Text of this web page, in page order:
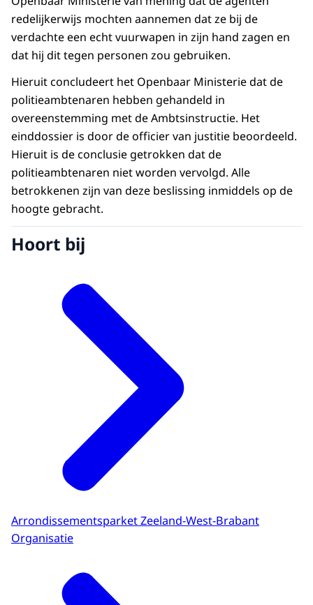
redelijkerwijs mochten aannemen dat ze bij de
verdachte een echt vuurwapen in zijn hand zagen en
dat hij dit tegen personen zou gebruiken.
Hieruit concludeert het Openbaar Ministerie dat de
politieambtenaren hebben gehandeld in
overeenstemming met de Ambtsinstructie. Het
einddossier is door de officier van justitie beoordeeld.
Hieruit is de conclusie getrokken dat de
politieambtenaren niet worden vervolgd. Alle
betrokkenen zijn van deze beslissing inmiddels op de
hoogte gebracht.
Hoort bij
Arrondissementsparket Zeeland-West-Brabant
Organisatie